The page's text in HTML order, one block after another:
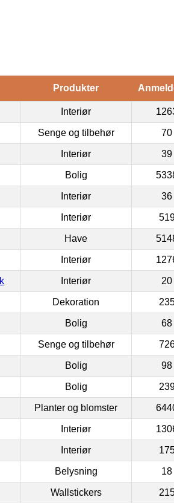
Produkter
Interiør
Senge og tilbehør 70
Interiør 39
Bolig
Interiør 36
Interiør
Have
Interiør
Interiør 20
Dekoration
Bolig 68
Senge og tilbehør
Bolig 98
Bolig
Planter og blomster
Interiør
Interiør
Belysning 18
Wallstickers